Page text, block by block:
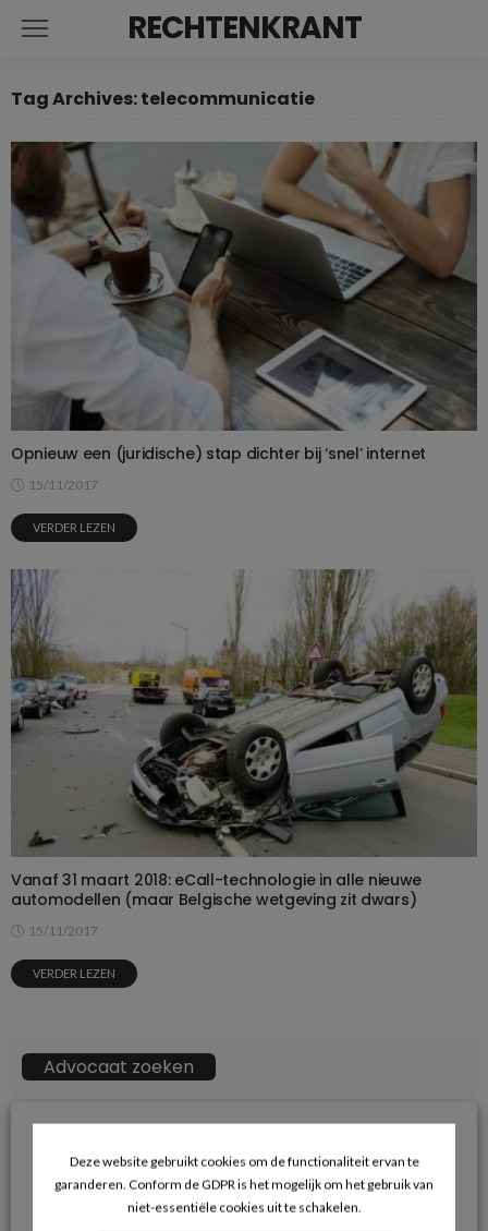
RECHTENKRANT
Tag Archives: telecommunicatie
Opnieuw een (juridische) stap dichter bij ‘snel’ internet
15/11/2017
VERDER LEZEN
Vanaf 31 maart 2018: eCall-technologie in alle nieuwe
automodellen (maar Belgische wetgeving zit dwars)
15/11/2017
VERDER LEZEN
Advocaat zoeken
naar:
→ Klik hier voor opname in de advocatendatabase.
Deze website gebruikt cookies om de functionaliteit ervan te
garanderen. Conform de GDPR is het mogelijk om het gebruik van
niet-essentiële cookies uit te schakelen.